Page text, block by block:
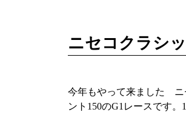
ニセコクラシ
今年もやって来ました
ント150のG1レースです